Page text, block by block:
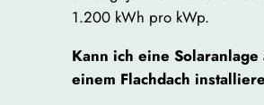
1.200 kWh pro kWp.
Kann ich eine Solaranlage
einem Flachdach